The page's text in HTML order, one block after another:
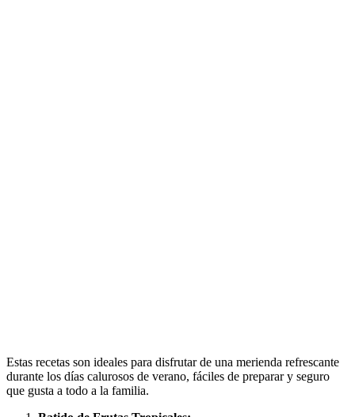
Estas recetas son ideales para disfrutar de una merienda refrescante
durante los días calurosos de verano, fáciles de preparar y seguro
que gusta a todo a la familia.